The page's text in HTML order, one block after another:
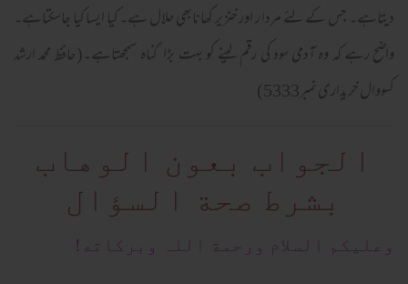
دیتاہے۔ جس کے لئے مردا ر اور خنزیر کھانابھی حلال ہے۔ کیا ایسا کیا جاسکتاہے۔
واضح رہے کہ وہ آدمی سود کی رقم لینے کو بہت بڑا گناہ سمجھتاہے۔(حافظ محمد ارشد
کسووال خریداری نمبر5333)
الجواب بعون الوهاب
بشرط صحة السؤال
وعلیکم السلام ورحمة اللہ وبرکاته!